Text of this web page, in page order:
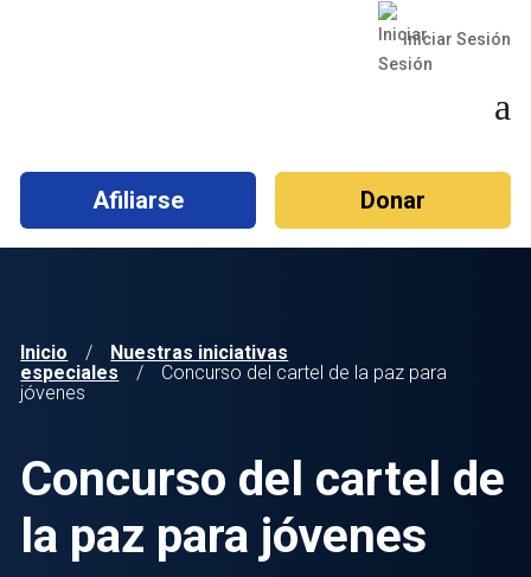
Iniciar Sesión
a
Afiliarse Donar
Inicio /
Nuestras iniciativas
especiales
/
Concurso del cartel de la paz para
jóvenes
Concurso del cartel de
la paz para jóvenes